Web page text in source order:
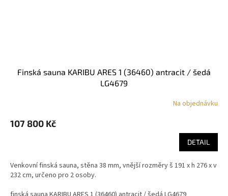
finská sauna KARIBU ARES 1 (36460) antracit / šedá
LG4679
Na objednávku
107 800 Kč
DETAIL
Venkovní finská sauna, stěna 38 mm, vnější rozměry š 191 x h 276 x v
232 cm, určeno pro 2 osoby.